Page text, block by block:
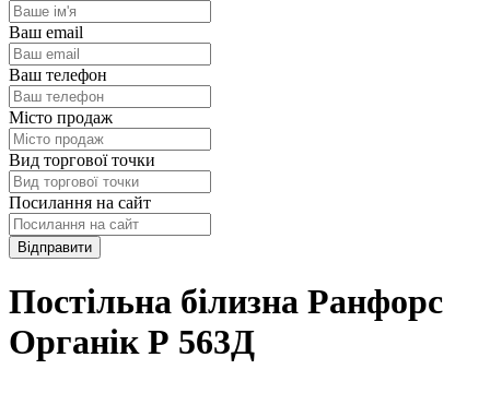
Ваш email
Ваш телефон
Місто продаж
Вид торгової точки
Посилання на сайт
Відправити
Постільна білизна Ранфорс
Органік Р 563Д